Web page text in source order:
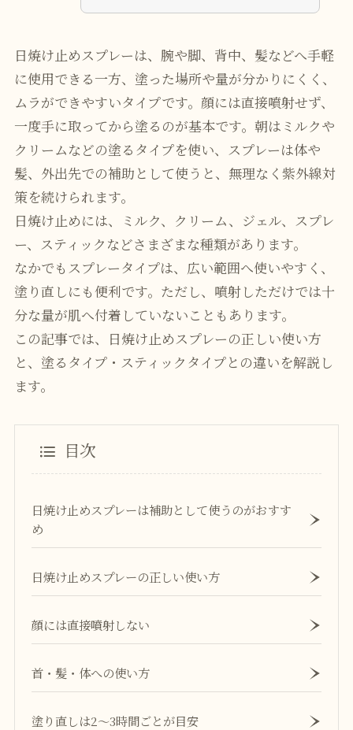
日焼け止めスプレーは、腕や脚、背中、髪などへ手軽
に使用できる一方、塗った場所や量が分かりにくく、
ムラができやすいタイプです。顔には直接噴射せず、
一度手に取ってから塗るのが基本です。朝はミルクや
クリームなどの塗るタイプを使い、スプレーは体や
髪、外出先での補助として使うと、無理なく紫外線対
策を続けられます。
日焼け止めには、ミルク、クリーム、ジェル、スプレ
ー、スティックなどさまざまな種類があります。
なかでもスプレータイプは、広い範囲へ使いやすく、
塗り直しにも便利です。ただし、噴射しただけでは十
分な量が肌へ付着していないこともあります。
この記事では、日焼け止めスプレーの正しい使い方
と、塗るタイプ・スティックタイプとの違いを解説し
ます。
目次
日焼け止めスプレーは補助として使うのがおすす
め
日焼け止めスプレーの正しい使い方
顔には直接噴射しない
首・髪・体への使い方
塗り直しは2〜3時間ごとが目安